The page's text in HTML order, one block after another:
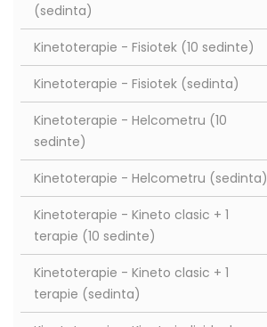
(sedinta)
Kinetoterapie - Fisiotek (10 sedinte)
Kinetoterapie - Fisiotek (sedinta)
Kinetoterapie - Helcometru (10
sedinte)
Kinetoterapie - Helcometru (sedinta)
Kinetoterapie - Kineto clasic + 1
terapie (10 sedinte)
Kinetoterapie - Kineto clasic + 1
terapie (sedinta)